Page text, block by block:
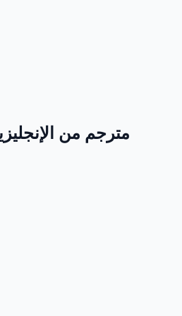
مترجم من